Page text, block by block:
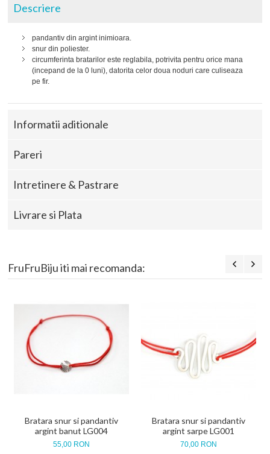
Descriere
pandantiv din argint inimioara.
snur din poliester.
circumferinta bratarilor este reglabila, potrivita pentru orice mana
(incepand de la 0 luni), datorita celor doua noduri care culiseaza
pe fir.
Informatii aditionale
Pareri
Intretinere & Pastrare
Livrare si Plata
FruFruBiju iti mai recomanda:
Bratara snur si pandantiv
argint banut LG004
55,00 RON
Bratara snur si pandantiv
argint sarpe LG001
70,00 RON